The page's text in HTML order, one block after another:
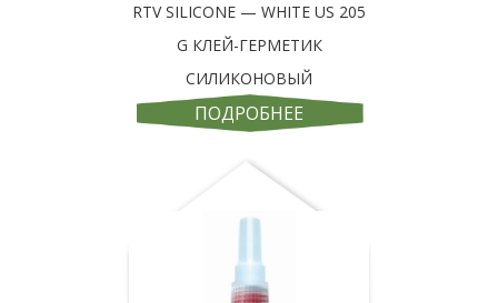
RTV SILICONE — WHITE US 205
G КЛЕЙ-ГЕРМЕТИК
СИЛИКОНОВЫЙ
ПОДРОБНЕЕ